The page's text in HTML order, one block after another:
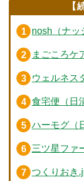
【
nosh（ナッ
まごころケ
ウェルネス
食宅便（日
ハーモグ（
三ツ星ファ
つくりおき